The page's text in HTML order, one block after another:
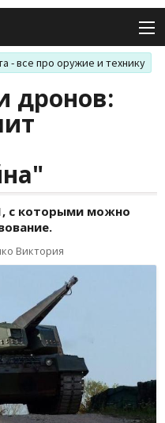
- все про оружие и технику
дронов:
с которыми можно
Виктория